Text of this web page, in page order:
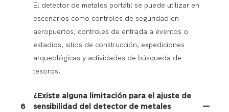
El detector de metales portátil se puede utilizar en
escenarios como controles de seguridad en
aeropuertos, controles de entrada a eventos o
estadios, sitios de construcción, expediciones
arqueológicas y actividades de búsqueda de
tesoros.
6
¿Existe alguna limitación para el ajuste de
sensibilidad del detector de metales